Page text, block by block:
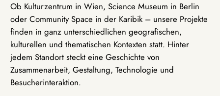
Ob Kulturzentrum in Wien, Science Museum in Berlin
oder Community Space in der Karibik – unsere Projekte
finden in ganz unterschiedlichen geografischen,
kulturellen und thematischen Kontexten statt. Hinter
jedem Standort steckt eine Geschichte von
Zusammenarbeit, Gestaltung, Technologie und
Besucherinteraktion.